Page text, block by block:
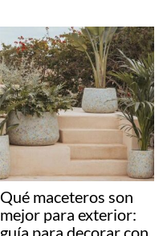
Qué maceteros son
mejor para exterior: